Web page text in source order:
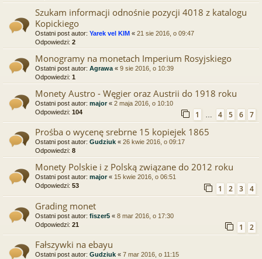
Szukam informacji odnośnie pozycji 4018 z katalogu
Kopickiego
Ostatni post autor: Yarek vel KIM « 21 sie 2016, o 09:47
Odpowiedzi: 2
Monogramy na monetach Imperium Rosyjskiego
Ostatni post autor: Agrawa « 9 sie 2016, o 10:39
Odpowiedzi: 1
Monety Austro - Węgier oraz Austrii do 1918 roku
Ostatni post autor: major« 2 maja 2016, o 10:10
Odpowiedzi: 104 1 … 4 5 6 7
Prośba o wycenę srebrne 15 kopiejek 1865
Ostatni post autor: Gudziuk « 26 kwie 2016, o 09:17
Odpowiedzi: 8
Monety Polskie i z Polską związane do 2012 roku
Ostatni post autor: major« 15 kwie 2016, o 06:51
Odpowiedzi: 53 1 2 3 4
Grading monet
Ostatni post autor: fiszer5 « 8 mar 2016, o 17:30
Odpowiedzi: 21 1 2
Fałszywki na ebayu
Ostatni post autor: Gudziuk « 7 mar 2016, o 11:15